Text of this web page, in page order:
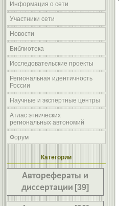
Информация о сети
Участники сети
Новости
Библиотека
Исследовательские проекты
Региональная идентичность
России
Научные и экспертные центры
Атлас этнических
региональных автономий
Форум
Категории
Авторефераты и
диссертации [39]